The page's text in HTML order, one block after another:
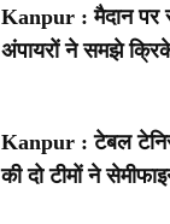
Kanpur : मैदान पर
अंपायरों ने समझे
Kanpur : टेबल
की दो टीमों ने